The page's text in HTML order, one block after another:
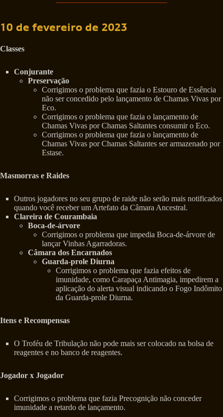
10 de fevereiro de 2023
Classes
Conjurante
Preservação
Corrigimos o problema que fazia o Estouro de Essência
não ser concedido pelo lançamento de Chamas Vivas por
Eco.
Corrigimos o problema que fazia o lançamento de
Chamas Vivas por Chamas Saltantes consumir o Eco.
Corrigimos o problema que fazia o lançamento de
Chamas Vivas por Chamas Saltantes ser armazenado por
Estase.
Masmorras e Raides
Outros jogadores no seu grupo de raide não serão mais notificados
quando você receber um Artefato da Câmara Ancestral.
Clareira de Courambaia
Boca-de-árvore
Corrigimos o problema que impedia Boca-de-árvore de
lançar Vinhas Agarradoras.
Câmara dos Encarnados
Guarda-prole Diurna
Corrigimos o problema que fazia efeitos de
imunidade, como Carapaça Antimagia, impedirem a
aplicação do alerta visual indicando o Fogo Indômito
da Guarda-prole Diurna.
Itens e Recompensas
O Troféu de Tribulação não pode mais ser colocado na bolsa de
reagentes e no banco de reagentes.
Jogador x Jogador
Corrigimos o problema que fazia Precognição não conceder
imunidade a retardo de lançamento.